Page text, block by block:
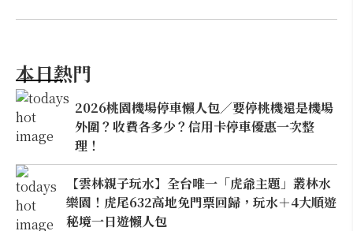
本日熱門
2026桃園機場停車懶人包／要停桃機還是機場
外圍？收費各多少？信用卡停車優惠一次整
理！
【雲林親子玩水】全台唯一「虎爺主題」叢林水
樂園！虎尾632高地免門票回歸，玩水＋4大順遊
秘境一日遊懶人包